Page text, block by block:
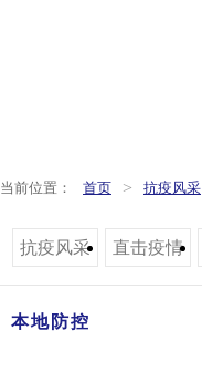
当前位置： 首页 > 抗疫风采
抗疫风采 直击疫情
本地防控